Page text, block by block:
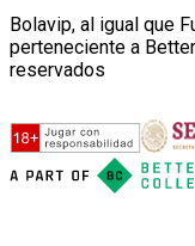
Bolavip, al igual que
perteneciente a
reservados